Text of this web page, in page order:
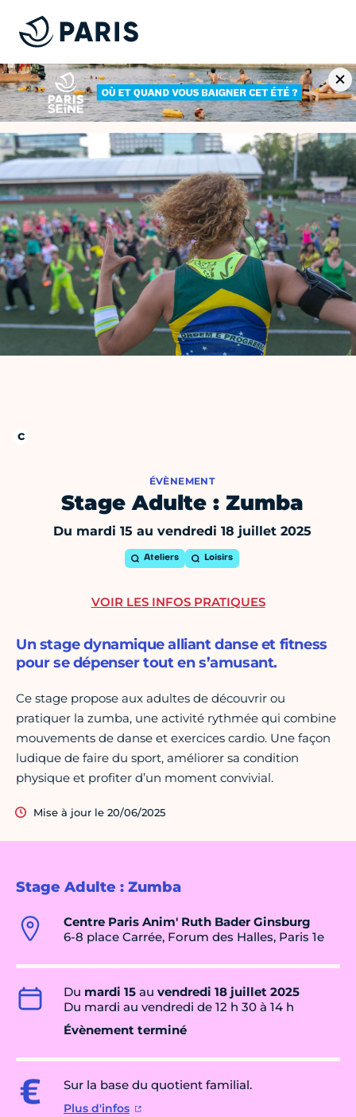
ÉVÈNEMENT
Stage Adulte : Zumba
Du mardi 15 au vendredi 18 juillet 2025
Ateliers Loisirs
Stage Adulte : Zumba
Centre Paris Anim' Ruth Bader Ginsburg
6-8 place Carrée, Forum des Halles, Paris 1e
Du mardi 15 au vendredi 18 juillet 2025
Du mardi au vendredi de 12 h 30 à 14 h
Évènement terminé
Sur la base du quotient familial.
Plus d'infos
Un stage dynamique alliant danse et fitness
pour se dépenser tout en s’amusant.
Ce stage propose aux adultes de découvrir ou
pratiquer la zumba, une activité rythmée qui combine
mouvements de danse et exercices cardio. Une façon
ludique de faire du sport, améliorer sa condition
physique et profiter d’un moment convivial.
Mise à jour le 20/06/2025
VOIR LES INFOS PRATIQUES